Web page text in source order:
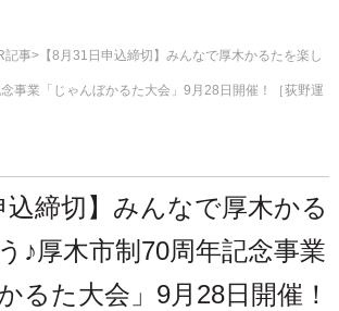
記事 【8月31日申込締切】みんなで厚木かるたを楽し
事業「じゃんぼかるた大会」9月28日開催！［荻野運
込締切】みんなで厚木かる
♪厚木市制70周年記念事業
るた大会」9月28日開催！